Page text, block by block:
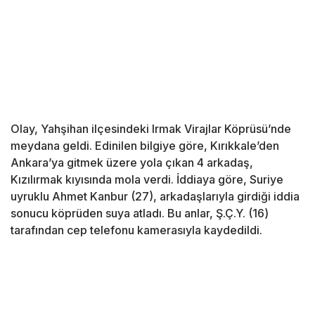
Olay, Yahşihan ilçesindeki Irmak Virajlar Köprüsü’nde
meydana geldi. Edinilen bilgiye göre, Kırıkkale’den
Ankara’ya gitmek üzere yola çıkan 4 arkadaş,
Kızılırmak kıyısında mola verdi. İddiaya göre, Suriye
uyruklu Ahmet Kanbur (27), arkadaşlarıyla girdiği iddia
sonucu köprüden suya atladı. Bu anlar, Ş.Ç.Y. (16)
tarafından cep telefonu kamerasıyla kaydedildi.